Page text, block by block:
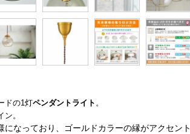
ドの1灯ペンダントライト 。
。
なっており、ゴールドカラーの縁がアクセント